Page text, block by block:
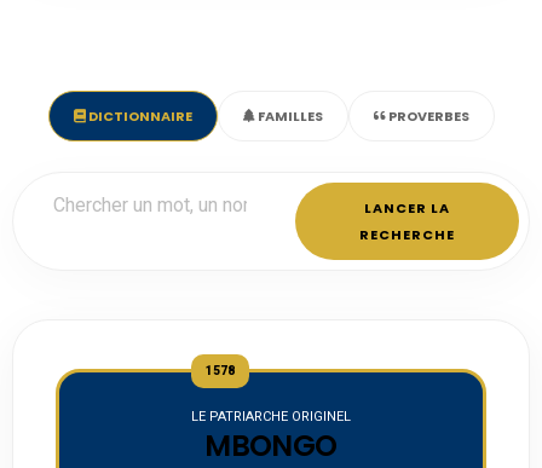
DICTIONNAIRE FAMILLES PROVERBES
LANCER LA
RECHERCHE
1578
LE PATRIARCHE ORIGINEL
MBONGO